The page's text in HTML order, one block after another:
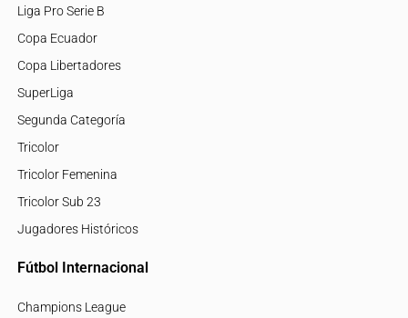
Liga Pro Serie B
Copa Ecuador
Copa Libertadores
SuperLiga
Segunda Categoría
Tricolor
Tricolor Femenina
Tricolor Sub 23
Jugadores Históricos
Fútbol Internacional
Champions League